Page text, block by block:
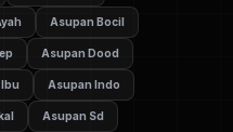
Asupan Bocil
Asupan Dood
Asupan Indo
Asupan Sd